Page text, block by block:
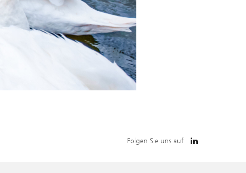
Folgen Sie uns auf